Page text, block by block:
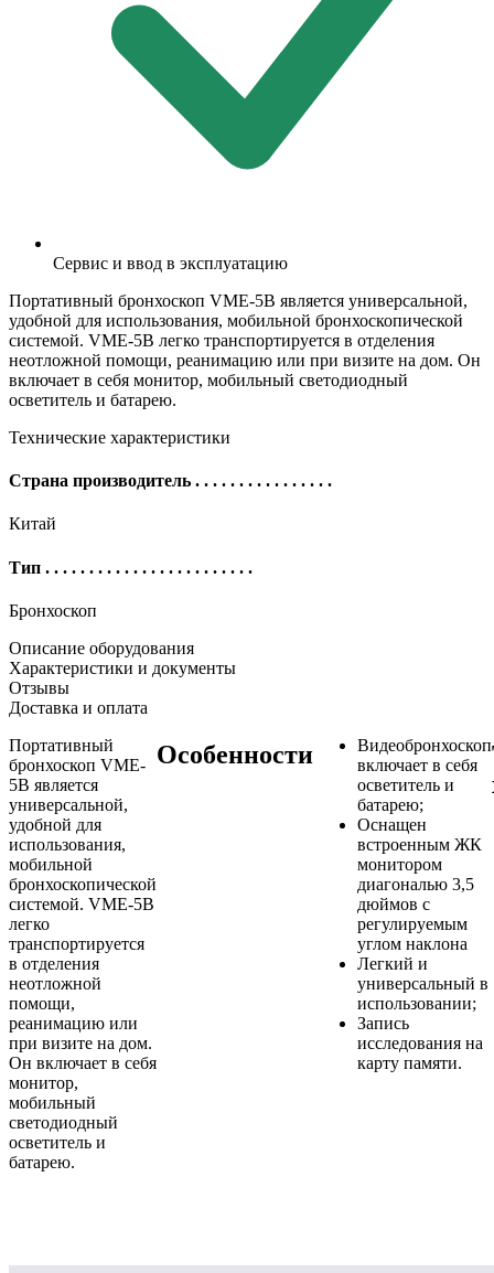
Сервис и ввод в эксплуатацию
Портативный бронхоскоп VME-5B является универсальной,
удобной для использования, мобильной бронхоскопической
системой. VME-5B легко транспортируется в отделения
неотложной помощи, реанимацию или при визите на дом. Он
включает в себя монитор, мобильный светодиодный
осветитель и батарею.
Технические характеристики
Страна производитель . . . . . . . . . . . . . . . .
Китай
Тип . . . . . . . . . . . . . . . . . . . . . . . .
Бронхоскоп
Описание оборудования
Характеристики и документы
Отзывы
Доставка и оплата
Портативный
бронхоскоп VME-
5B является
универсальной,
удобной для
использования,
мобильной
бронхоскопической
системой. VME-5B
легко
транспортируется
в отделения
неотложной
помощи,
реанимацию или
при визите на дом.
Он включает в себя
монитор,
мобильный
светодиодный
осветитель и
батарею.
Особенности
Видеобронхоскоп
включает в себя
осветитель и
батарею;
Оснащен
встроенным ЖК
монитором
диагональю 3,5
дюймов с
регулируемым
углом наклона
Легкий и
универсальный в
использовании;
Запись
исследования на
карту памяти.